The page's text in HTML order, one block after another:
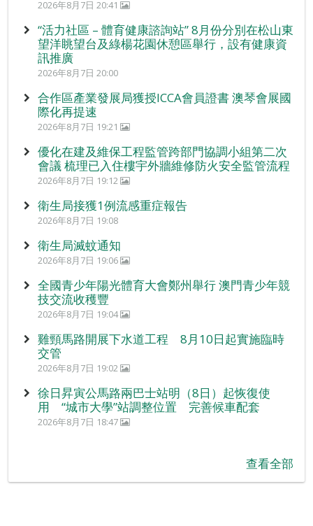
2026年8月7日 20:41
“活力社區 – 體育健康諮詢站” 8月份分別在松山東
望洋眺望台及綠楊花園休憩區舉行，設有健康資
訊推廣
2026年8月7日 20:00
合作區產業發展局獲授ICCA會員證書 澳琴會展國
際化再提速
2026年8月7日 19:21
優化在建及維保工程監管跨部門協調小組第二次
會議 梳理已入住樓宇外牆維修防火安全監管流程
2026年8月7日 19:12
衛生局接獲1例流感重症報告
2026年8月7日 19:08
衛生局滅蚊通知
2026年8月7日 19:06
全國青少年陽光體育大會鄭州舉行 澳門青少年競
技交流收穫豐
2026年8月7日 19:04
雞頸馬路開展下水道工程 8月10日起實施臨時
交管
2026年8月7日 19:02
徐日昇寅公馬路兩巴士站明（8日）起恢復使
用 “城市大學”站調整位置 完善候車配套
2026年8月7日 18:47
查看全部